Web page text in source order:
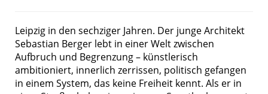
Leipzig in den sechziger Jahren. Der junge Architekt
Sebastian Berger lebt in einer Welt zwischen
Aufbruch und Begrenzung – künstlerisch
ambitioniert, innerlich zerrissen, politisch gefangen
in einem System, das keine Freiheit kennt. Als er in